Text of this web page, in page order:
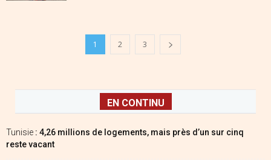
1 2 3
EN CONTINU
Tunisie : 4,26 millions de logements, mais près d’un sur cinq
reste vacant